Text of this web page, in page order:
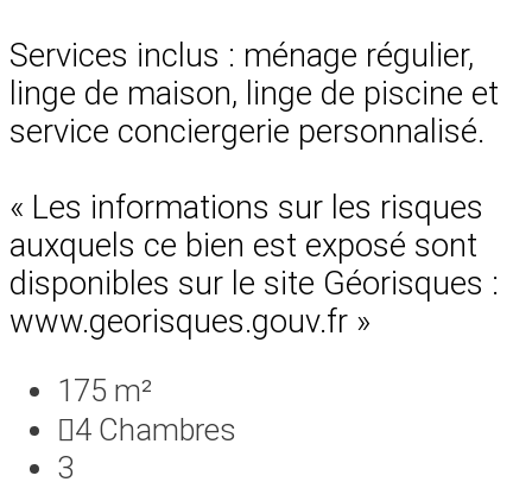
Services inclus : ménage régulier,
linge de maison, linge de piscine et
service conciergerie personnalisé.
« Les informations sur les risques
auxquels ce bien est exposé sont
disponibles sur le site Géorisques :
www.georisques.gouv.fr »
175 m²
4 Chambres
3